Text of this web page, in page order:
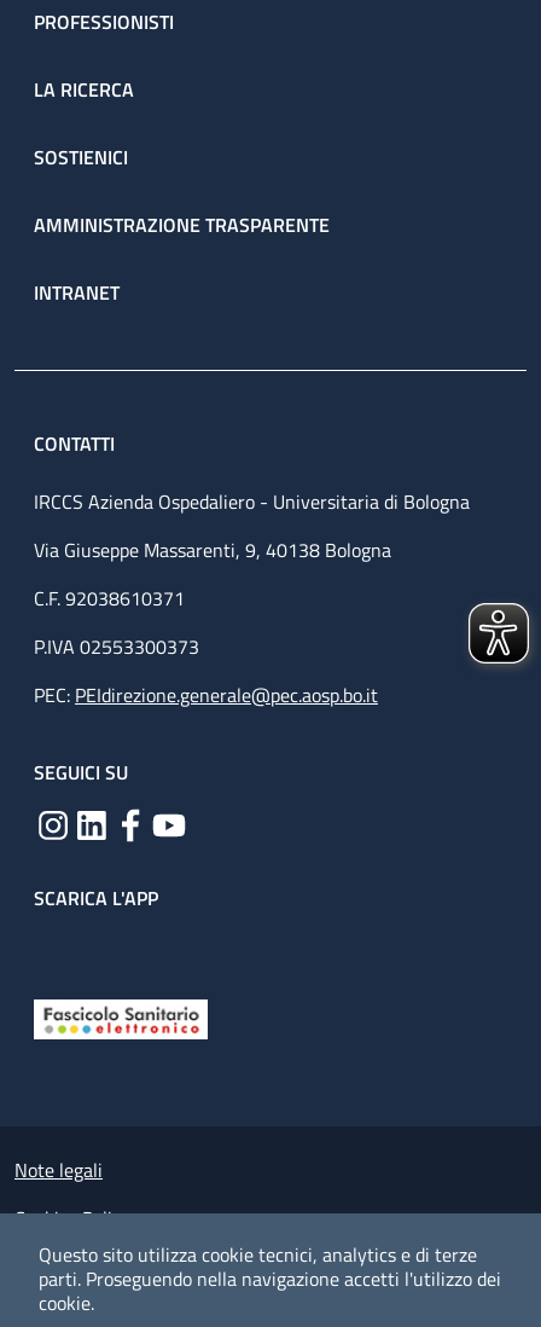
Questo sito utilizza cookie tecnici, analytics e di terze
parti. Proseguendo nella navigazione accetti l'utilizzo dei
cookie.
PROFESSIONISTI
LA RICERCA
SOSTIENICI
AMMINISTRAZIONE TRASPARENTE
INTRANET
CONTATTI
IRCCS Azienda Ospedaliero - Universitaria di Bologna
Via Giuseppe Massarenti, 9, 40138 Bologna
C.F. 92038610371
P.IVA 02553300373
PEC: PEIdirezione.generale@pec.aosp.bo.it
SEGUICI SU
SCARICA L'APP
Small prints
Note legali
Cookies Policy
Policy privacy e protezione del dato personale
Albo pretorio on-line